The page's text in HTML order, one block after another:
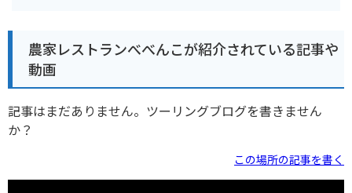
農家レストランべべんこが紹介されている記事や
動画
記事はまだありません。ツーリングブログを書きません
か？
この場所の記事を書く